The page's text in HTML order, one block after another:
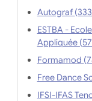
Autograf
ESTBA -